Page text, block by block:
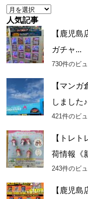
ア
ー
カ
イ
ブ
人気記事
【鹿児
ガチャ...
730件のビ
【マン
しました♪
421件のビ
【トレ
荷情報《
243件のビ
【鹿児